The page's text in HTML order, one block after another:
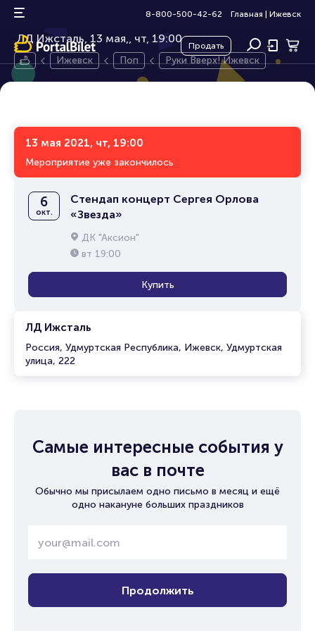
8-800-500-42-62 Главная Ижевск
Продать
Руки Вверх! Ижевск
ЛД Ижсталь, 13 мая,
12+
чт, 19:00
Ижевск Поп Руки Вверх! Ижевск
13 мая 2021, чт, 19:00
Мероприятие уже закончилось
ЛД Ижсталь
Россия, Удмуртская Республика, Ижевск, Удмуртская
улица, 222
6
окт.
Стендап концерт Сергея Орлова
«Звезда»
ДК "Аксион"
вт 19:00
Купить
Самые интересные события у
вас в почте
Обычно мы присылаем одно письмо в месяц и ещё
одно накануне больших праздников
Продолжить